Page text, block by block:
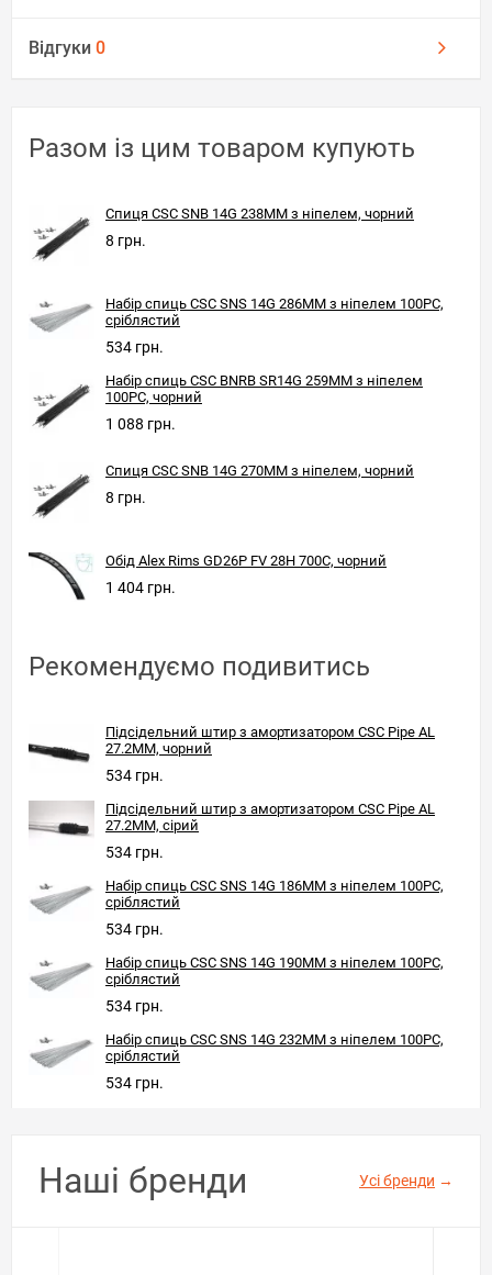
Відгуки 0
Разом із цим товаром купують
Спиця CSC SNB 14G 238MM з ніпелем, чорний
8 грн.
Набір спиць CSC SNS 14G 286MM з ніпелем 100PC,
сріблястий
534 грн.
Набір спиць CSC BNRB SR14G 259MM з ніпелем
100PC, чорний
1 088 грн.
Спиця CSC SNB 14G 270MM з ніпелем, чорний
8 грн.
Обід Alex Rims GD26P FV 28H 700C, чорний
1 404 грн.
Рекомендуємо подивитись
Підсідельний штир з амортизатором CSC Pipe AL
27.2MM, чорний
534 грн.
Підсідельний штир з амортизатором CSC Pipe AL
27.2MM, сірий
534 грн.
Набір спиць CSC SNS 14G 186MM з ніпелем 100PC,
сріблястий
534 грн.
Набір спиць CSC SNS 14G 190MM з ніпелем 100PC,
сріблястий
534 грн.
Набір спиць CSC SNS 14G 232MM з ніпелем 100PC,
сріблястий
534 грн.
Наші бренди Усі бренди →